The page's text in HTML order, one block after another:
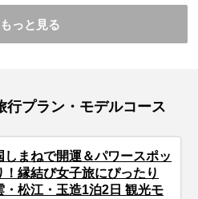
もっと見る
行プラン・モデルコース
しまねで開運＆パワースポッ
！縁結び女子旅にぴったり
・松江・玉造1泊2日 観光モ